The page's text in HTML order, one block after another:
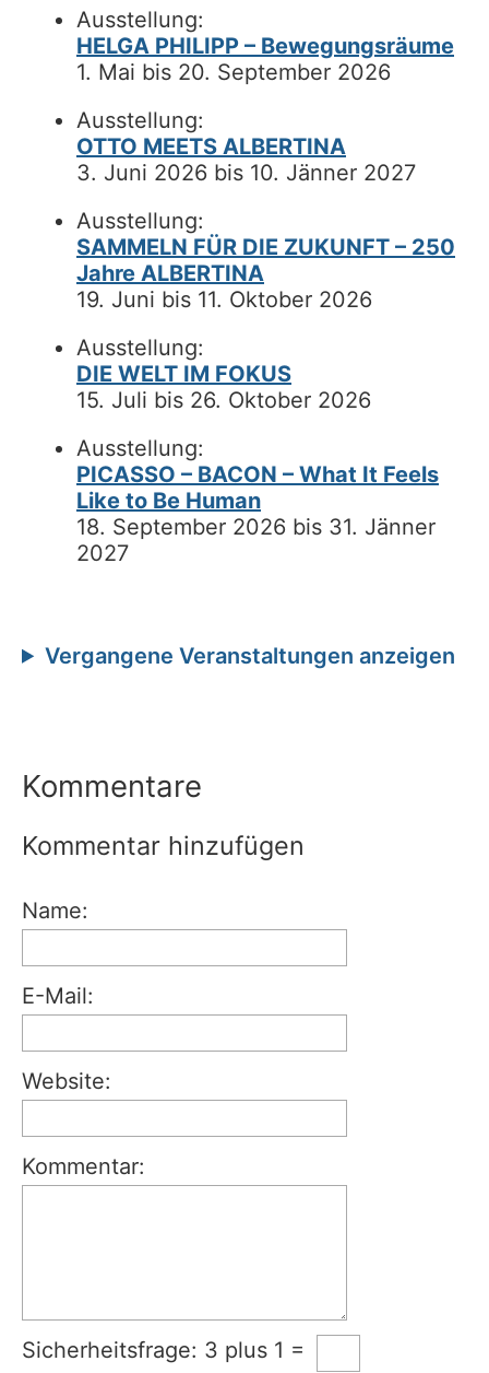
Ausstellung:
HELGA PHILIPP – Bewegungsräume
1. Mai bis 20. September 2026
Ausstellung:
OTTO MEETS ALBERTINA
3. Juni 2026 bis 10. Jänner 2027
Ausstellung:
SAMMELN FÜR DIE ZUKUNFT – 250
Jahre ALBERTINA
19. Juni bis 11. Oktober 2026
Ausstellung:
DIE WELT IM FOKUS
15. Juli bis 26. Oktober 2026
Ausstellung:
PICASSO – BACON – What It Feels
Like to Be Human
18. September 2026 bis 31. Jänner
2027
Vergangene Veranstaltungen anzeigen
Kommentare
Kommentar hinzufügen
Name:
E-Mail:
Website:
Kommentar:
Sicherheitsfrage: 3 plus 1 =